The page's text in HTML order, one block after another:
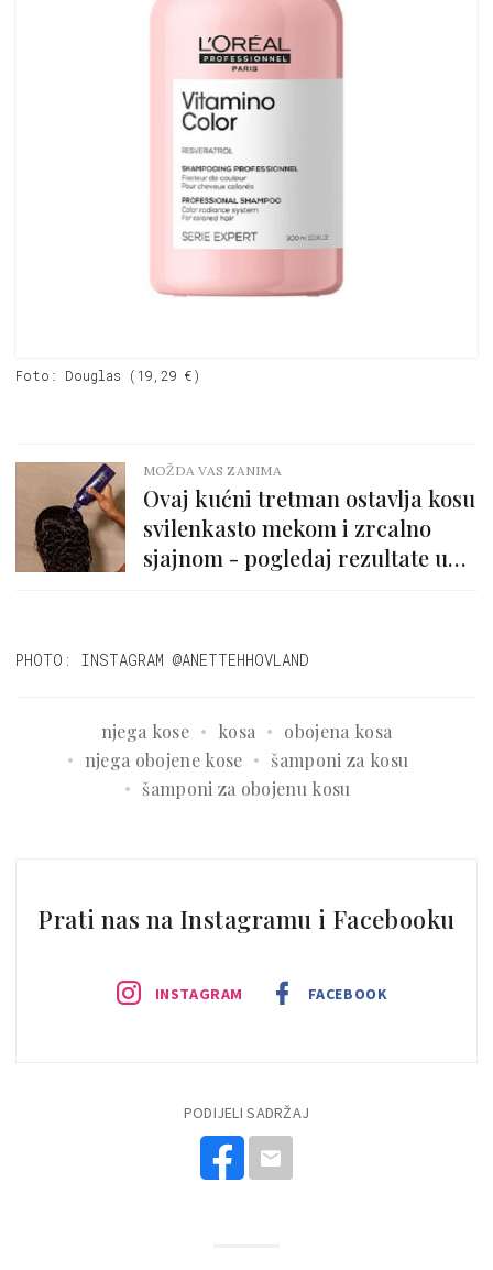
Foto: Douglas (19,29 €)
MOŽDA VAS ZANIMA
Ovaj kućni tretman ostavlja kosu
svilenkasto mekom i zrcalno
sjajnom - pogledaj rezultate u
PHOTO: INSTAGRAM @ANETTEHHOVLAND
njega kose kosa
obojena kosa
njega obojene kose
šamponi za kosu
šamponi za obojenu kosu
Prati nas na Instagramu i Facebooku
INSTAGRAM FACEBOOK
PODIJELI SADRŽAJ